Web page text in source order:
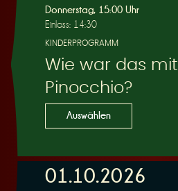
s
e
Donnerstag, 15:00 Uhr
Einlass: 14:30
KINDERPROGRAMM
Wie war das mit
Pinocchio?
Auswählen
01.10.2026